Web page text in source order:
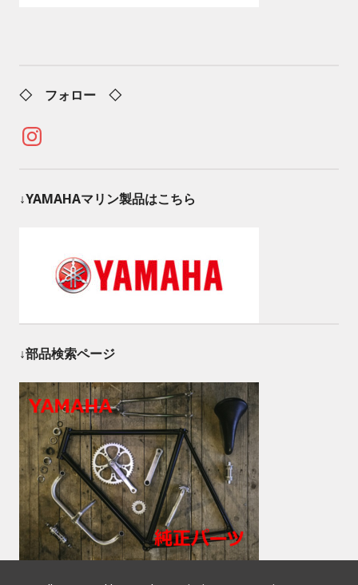
◇ フォロー ◇
Instagram
↓YAMAHAマリン製品はこちら
↓部品検索ページ